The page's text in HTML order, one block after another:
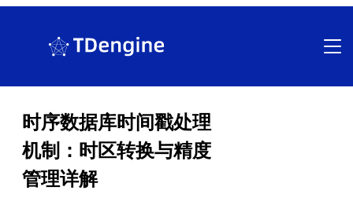
时序数据库时间戳处理
机制：时区转换与精度
管理详解